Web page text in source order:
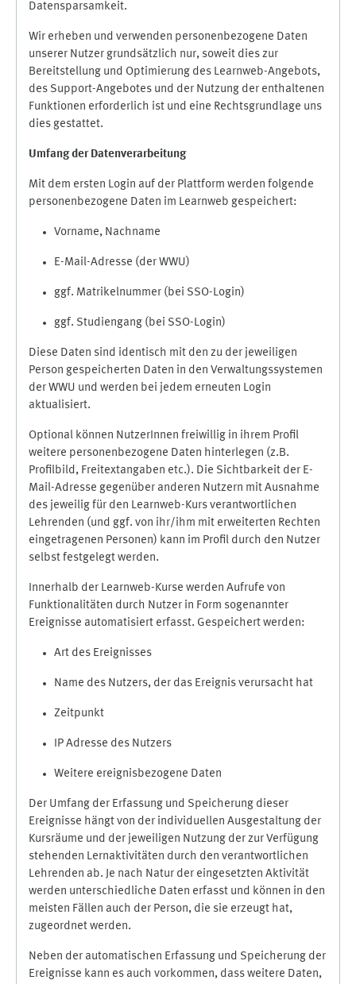
Datensparsamkeit.
Wir erheben und verwenden personenbezogene Daten
unserer Nutzer grundsätzlich nur, soweit dies zur
Bereitstellung und Optimierung des Learnweb-Angebots,
des Support-Angebotes und der Nutzung der enthaltenen
Funktionen erforderlich ist und eine Rechtsgrundlage uns
dies gestattet.
Umfang der Datenverarbeitung
Mit dem ersten Login auf der Plattform werden folgende
personenbezogene Daten im Learnweb gespeichert:
Vorname, Nachname
E-Mail-Adresse (der WWU)
ggf. Matrikelnummer (bei SSO-Login)
ggf. Studiengang (bei SSO-Login)
Diese Daten sind identisch mit den zu der jeweiligen
Person gespeicherten Daten in den Verwaltungssystemen
der WWU und werden bei jedem erneuten Login
aktualisiert.
Optional können NutzerInnen freiwillig in ihrem Profil
weitere personenbezogene Daten hinterlegen (z.B.
Profilbild, Freitextangaben etc.). Die Sichtbarkeit der E-
Mail-Adresse gegenüber anderen Nutzern mit Ausnahme
des jeweilig für den Learnweb-Kurs verantwortlichen
Lehrenden (und ggf. von ihr/ihm mit erweiterten Rechten
eingetragenen Personen) kann im Profil durch den Nutzer
selbst festgelegt werden.
Innerhalb der Learnweb-Kurse werden Aufrufe von
Funktionalitäten durch Nutzer in Form sogenannter
Ereignisse automatisiert erfasst. Gespeichert werden:
Art des Ereignisses
Name des Nutzers, der das Ereignis verursacht hat
Zeitpunkt
IP Adresse des Nutzers
Weitere ereignisbezogene Daten
Der Umfang der Erfassung und Speicherung dieser
Ereignisse hängt von der individuellen Ausgestaltung der
Kursräume und der jeweiligen Nutzung der zur Verfügung
stehenden Lernaktivitäten durch den verantwortlichen
Lehrenden ab. Je nach Natur der eingesetzten Aktivität
werden unterschiedliche Daten erfasst und können in den
meisten Fällen auch der Person, die sie erzeugt hat,
zugeordnet werden.
Neben der automatischen Erfassung und Speicherung der
Ereignisse kann es auch vorkommen, dass weitere Daten,